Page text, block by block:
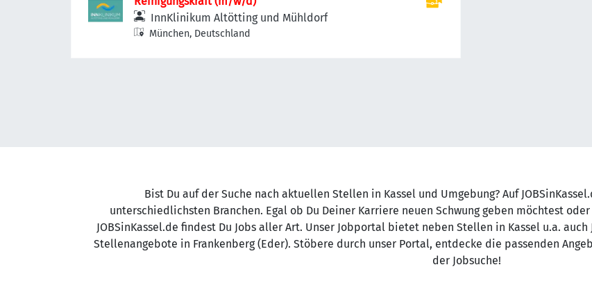
InnKlinikum Altötting und Mühldorf
München, Deutschland
Bist Du auf der Suche nach aktuellen Stellen in Kassel und Umgebung? Auf
unterschiedlichsten Branchen. Egal ob Du Deiner Karriere neuen Schwung geben möchtest
JOBSinKassel.de findest Du Jobs aller Art. Unser Jobportal bietet neben Stellen in Kassel u.a.
Stellenangebote in Frankenberg (Eder). Stöbere durch unser Portal, entdecke die passenden
der Jobsuche!